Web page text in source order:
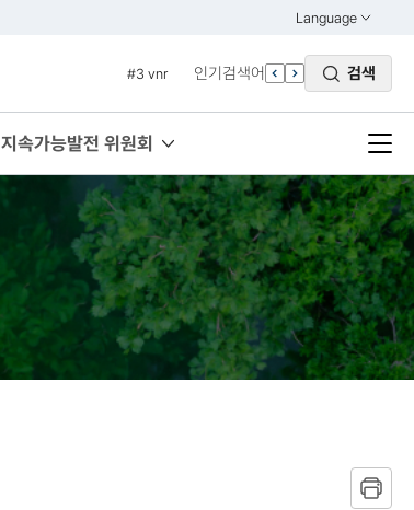
Language
열기
ENGLISH
#3 vnr
#5 esg
#6 빈곤
#7 un
#1 경제
#2 환경
인기검색어 검색
지속가능발전 위원회